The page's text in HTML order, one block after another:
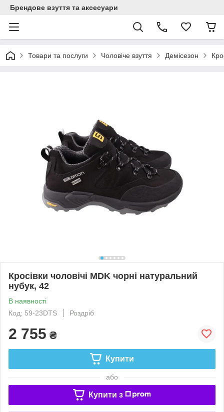
Брендове взуття та аксесуари
Товари та послуги Чоловіче взуття Демісезон
Кросівки чоловічі MDK чорні натуральний
нубук, 42
В наявності
Код: 59-23DTS
Роздріб
2 755 ₴
Купити
або
Купити з